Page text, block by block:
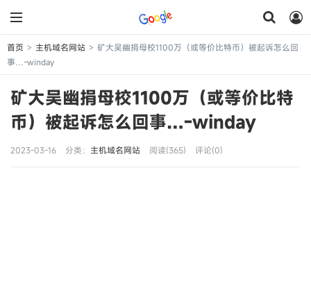
首页 > 主机域名网站 > 矿大吴幽捐母校1100万（或等价比特币）被起诉怎么回
事…-winday
矿大吴幽捐母校1100万（或等价比特
币）被起诉怎么回事…-winday
2023-03-16 分类： 主机域名网站 阅读(365) 评论(0)